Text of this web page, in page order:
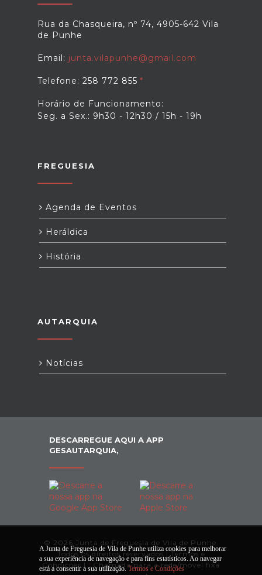
Rua da Chasqueira, nº 74, 4905-642 Vila
de Punhe
Email: junta.vilapunhe@gmail.com
Telefone: 258 772 855
Horário de Funcionamento:
Seg. a Sex.: 9h30 - 12h30 / 15h - 19h
FREGUESIA
Agenda de Eventos
Heráldica
História
AUTARQUIA
Notícias
DESCARREGUE AQUI A APP
GESAUTARQUIA,
© 2026 Junta de Freguesia de Vila de Punhe.
Todos os direitos reservados |Termos e
Condições | * Chamada para a rede/móvel fixa
A Junta de Freguesia de Vila de Punhe utiliza cookies para melhorar
a sua experiência de navegação e para fins estatísticos. Ao navegar
está a consentir a sua utilização.Termos e Condições